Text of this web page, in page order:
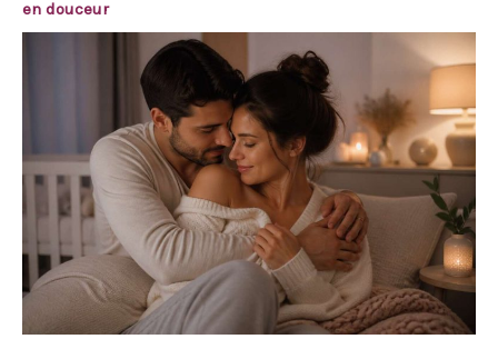
en douceur